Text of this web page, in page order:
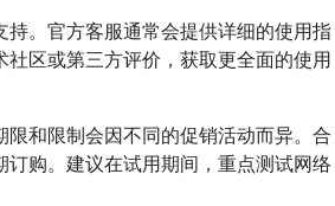
。官方客服通常会提供详细的使用指
区或第三方评价，获取更全面的使用
和限制会因不同的促销活动而异。合
购。建议在试用期间，重点测试网络